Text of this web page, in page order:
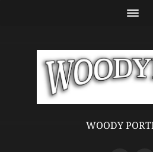
WOODY